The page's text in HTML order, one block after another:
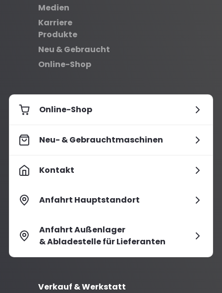
Medien
Karriere
Produkte
Neu & Gebraucht
Online-Shop
Online-Shop
Neu- & Gebrauchtmaschinen
Kontakt
Anfahrt Hauptstandort
Anfahrt Außenlager
& Abladestelle für Lieferanten
Verkauf & Werkstatt